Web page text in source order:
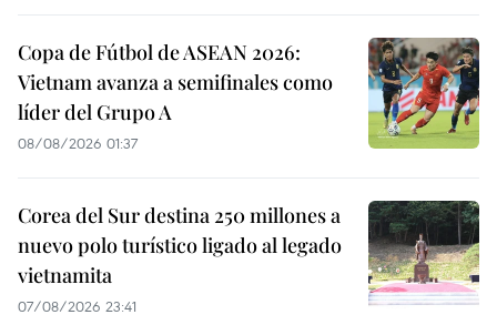
Copa de Fútbol de ASEAN 2026:
Vietnam avanza a semifinales como
líder del Grupo A
08/08/2026 01:37
Corea del Sur destina 250 millones a
nuevo polo turístico ligado al legado
vietnamita
07/08/2026 23:41